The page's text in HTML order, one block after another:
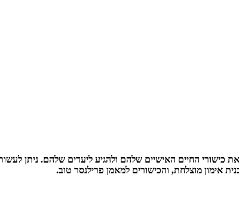
כישורי החיים האישיים שלהם ולהגיע ליעדים שלהם. ניתן
אימון מוצלחת, והכישורים למאמן פרילנסר טוב.